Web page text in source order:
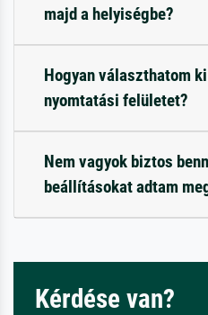
majd a helyiségbe?
Hogyan választhatom
nyomtatási felületet?
Nem vagyok biztos
beállításokat adtam
Kérdése van?